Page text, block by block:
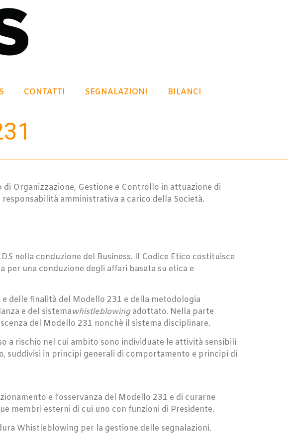
CONTATTI SEGNALAZIONI BILANCI
Organizzazione, Gestione e Controllo in attuazione di
amministrativa a carico della Società.
nella conduzione del Business. Il Codice Etico costituisce
per una conduzione degli affari basata su etica e
delle finalità del Modello 231 e della metodologia
e del sistemawhistleblowingadottato. Nella parte
del Modello 231 nonchè il sistema disciplinare.
a rischio nel cui ambito sono individuate le attività sensibili
in principi generali di comportamento e principi di
e l’osservanza del Modello 231 e di curarne
membri esterni di cui uno con funzioni di Presidente.
Whistleblowing per la gestione delle segnalazioni.